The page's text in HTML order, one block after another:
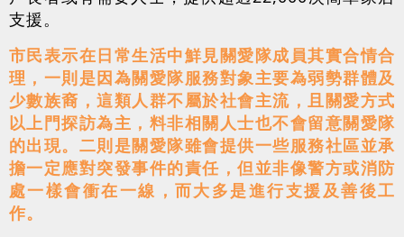
支援。
市民表示在日常生活中鮮見關愛隊成員其實合情合
理，一則是因為關愛隊服務對象主要為弱勢群體及
少數族裔，這類人群不屬於社會主流，且關愛方式
以上門探訪為主，料非相關人士也不會留意關愛隊
的出現。二則是關愛隊雖會提供一些服務社區並承
擔一定應對突發事件的責任，但並非像警方或消防
處一樣會衝在一線，而大多是進行支援及善後工
作。